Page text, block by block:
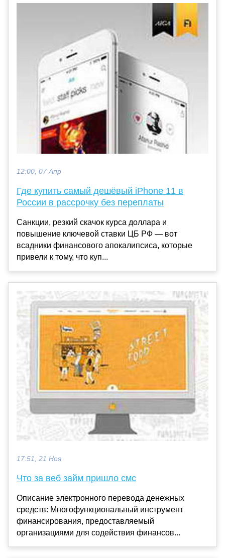
12:00, 07 Апр
Где купить самый дешёвый iPhone 11 в
России в рассрочку без переплаты
Санкции, резкий скачок курса доллара и
повышение ключевой ставки ЦБ РФ — вот
всадники финансового апокалипсиса, которые
привели к тому, что куп...
17:51, 21 Ноя
Что за веб займ пришло смс
Описание электронного перевода денежных
средств: Многофункциональный инструмент
финансирования, предоставляемый
организациями для содействия финансов...